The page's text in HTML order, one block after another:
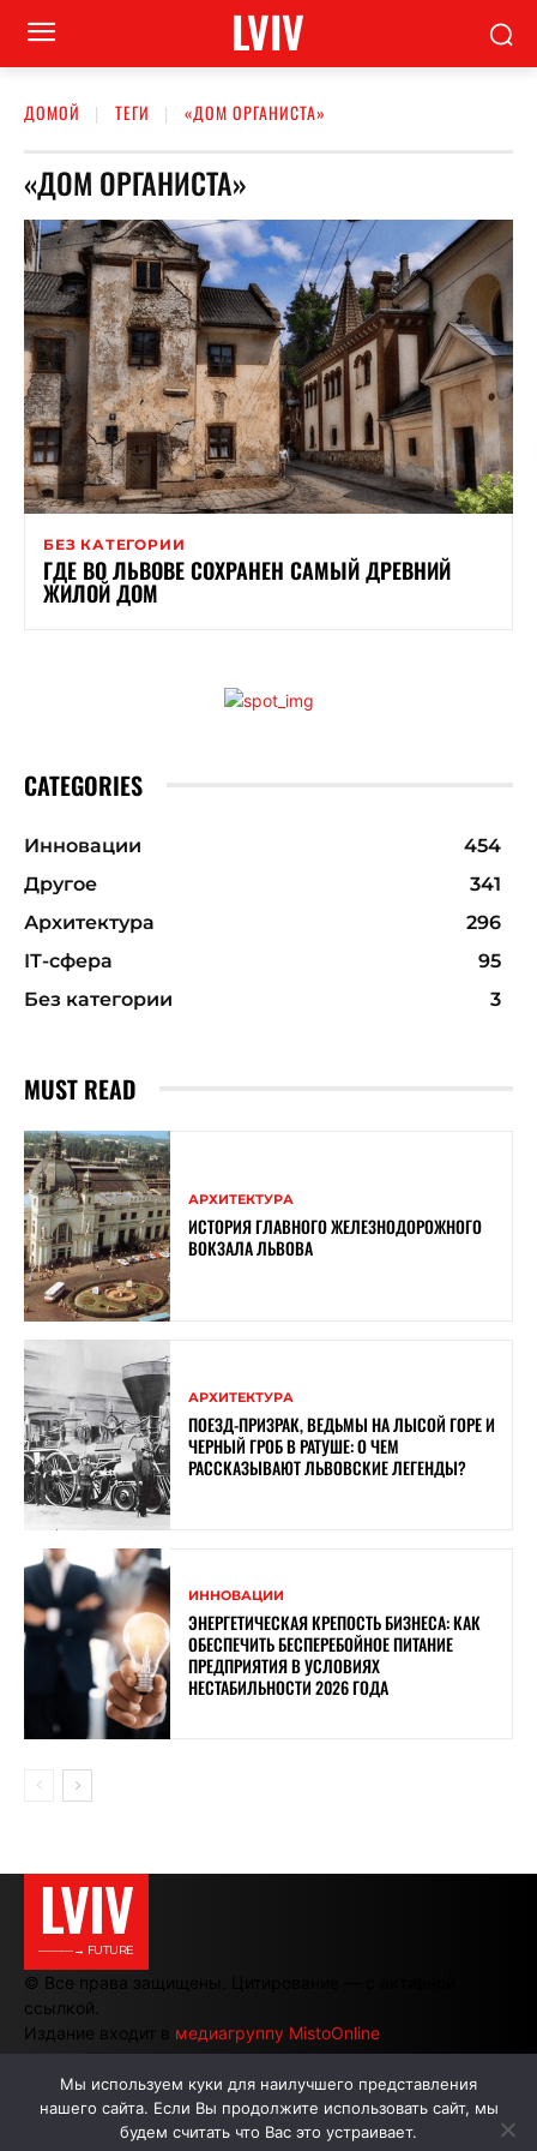
LVIV
ДОМОЙ ТЕГИ «ДОМ ОРГАНИСТА»
«ДОМ ОРГАНИСТА»
БЕЗ КАТЕГОРИИ
ГДЕ ВО ЛЬВОВЕ СОХРАНЕН САМЫЙ ДРЕВНИЙ
ЖИЛОЙ ДОМ
CATEGORIES
Инновации
454
Другое
341
Архитектура
296
ІТ-сфера
95
Без категории
3
MUST READ
АРХИТЕКТУРА
ИСТОРИЯ ГЛАВНОГО ЖЕЛЕЗНОДОРОЖНОГО
ВОКЗАЛА ЛЬВОВА
АРХИТЕКТУРА
ПОЕЗД-ПРИЗРАК, ВЕДЬМЫ НА ЛЫСОЙ ГОРЕ И
ЧЕРНЫЙ ГРОБ В РАТУШЕ: О ЧЕМ
РАССКАЗЫВАЮТ ЛЬВОВСКИЕ ЛЕГЕНДЫ?
ИННОВАЦИИ
ЭНЕРГЕТИЧЕСКАЯ КРЕПОСТЬ БИЗНЕСА: КАК
ОБЕСПЕЧИТЬ БЕСПЕРЕБОЙНОЕ ПИТАНИЕ
ПРЕДПРИЯТИЯ В УСЛОВИЯХ
НЕСТАБИЛЬНОСТИ 2026 ГОДА
LVIV
———→ FUTURE
© Все права защищены. Цитирование — с активной
ссылкой.
Издание входит в медиагруппу MistoOnline
АВТОРЫ РЕКЛАМА НА САЙТЕ
Мы используем куки для наилучшего представления
нашего сайта. Если Вы продолжите использовать сайт, мы
будем считать что Вас это устраивает.